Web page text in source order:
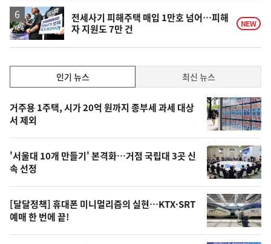
전세사기 피해주택 매입 1만호 넘어…피해
자 지원도 7만 건
NEW
기,
최
신,
오
늘
의
영
상
인기 뉴스 최신 뉴스
기
뉴
스
거주용 1주택, 시가 20억 원까지 종부세 과세 대상
서 제외
'서울대 10개 만들기' 본격화…거점 국립대 3곳 신
속 선정
[달달정책] 휴대폰 미니멀리즘의 실현…KTX·SRT
예매 한 번에 끝!